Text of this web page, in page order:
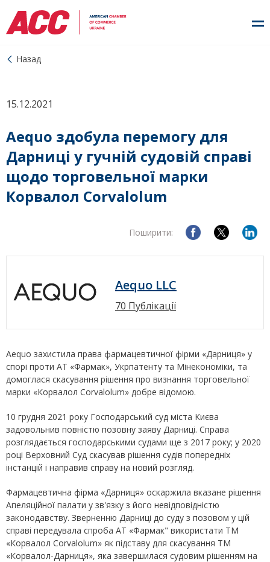
Назад
15.12.2021
Aequo здобула перемогу для
Дарниці у гучній судовій справі
щодо торговельної марки
Корвалол Corvalolum
Поширити:
Aequo LLC
70 Публікації
Aequo захистила права фармацевтичної фірми «Дарниця» у
спорі проти АТ «Фармак», Укрпатенту та Мінекономіки, та
домоглася скасування рішення про визнання торговельної
марки «Корвалол Corvalolum» добре відомою.
10 грудня 2021 року Господарський суд міста Києва
задовольнив повністю позовну заяву Дарниці. Справа
розглядається господарськими судами ще з 2017 року; у 2020
році Верховний Суд скасував рішення судів попередніх
інстанцій і направив справу на новий розгляд.
Фармацевтична фірма «Дарниця» оскаржила вказане рішення
Апеляційної палати у зв'язку з його невідповідністю
законодавству. Зверненню Дарниці до суду з позовом у цій
справі передувала спроба АТ «Фармак" використати ТМ
«Корвалол Corvalolum» як підставу для скасування ТМ
«Корвалол-Дарниця», яка завершилася судовим рішенням на